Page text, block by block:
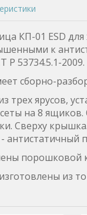
КП-01 ESD
к
Р 53734.5.1-2009.
сборно-
трех ярусов,
на 8
Сверху
антистатичный
порошковой
из